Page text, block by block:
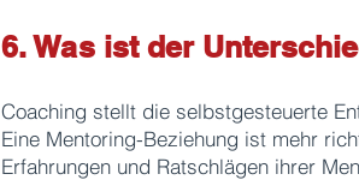
6. Was ist der
Coaching stellt die selbstgesteuerte
Eine Mentoring-Beziehung ist mehr
Erfahrungen und Ratschlägen ihrer